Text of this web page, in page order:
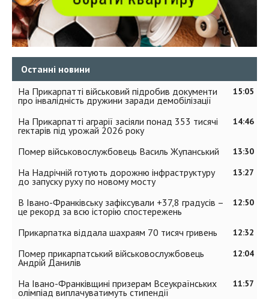
Останні новини
15:05
На Прикарпатті військовий підробив документи
про інвалідність дружини заради демобілізації
14:46
На Прикарпатті аграрії засіяли понад 353 тисячі
гектарів під урожай 2026 року
13:30
Помер військовослужбовець Василь Жупанський
13:27
На Надрічній готують дорожню інфраструктуру
до запуску руху по новому мосту
12:50
В Івано-Франківську зафіксували +37,8 градусів –
це рекорд за всю історію спостережень
12:32
Прикарпатка віддала шахраям 70 тисяч гривень
12:04
Помер прикарпатський військовослужбовець
Андрій Данилів
11:57
На Івано-Франківщині призерам Всеукраїнських
олімпіад виплачуватимуть стипендії